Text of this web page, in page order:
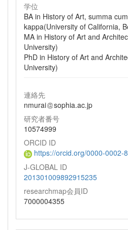
学位
BA in History of Art, summa
kappa(University of California,
MA in History of Art and
University)
PhD in History of Art and
University)
連絡先
nmurai
sophia.ac.jp
研究者番号
10574999
ORCID ID
https://orcid.org/0000-0002-
J-GLOBAL ID
201301009892915235
researchmap会員ID
7000004355